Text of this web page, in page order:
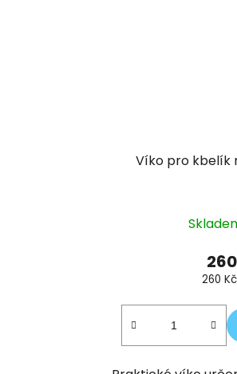
Víko pro kbelík
Měrná
260